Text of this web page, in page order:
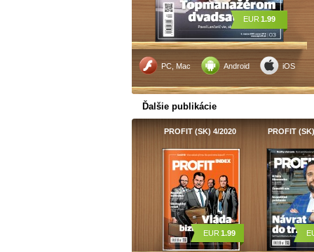
PC, Mac Android iOS
EUR 1.99
Ďalšie publikácie
PROFIT (SK) 4/2020
EUR 1.99
PROFIT